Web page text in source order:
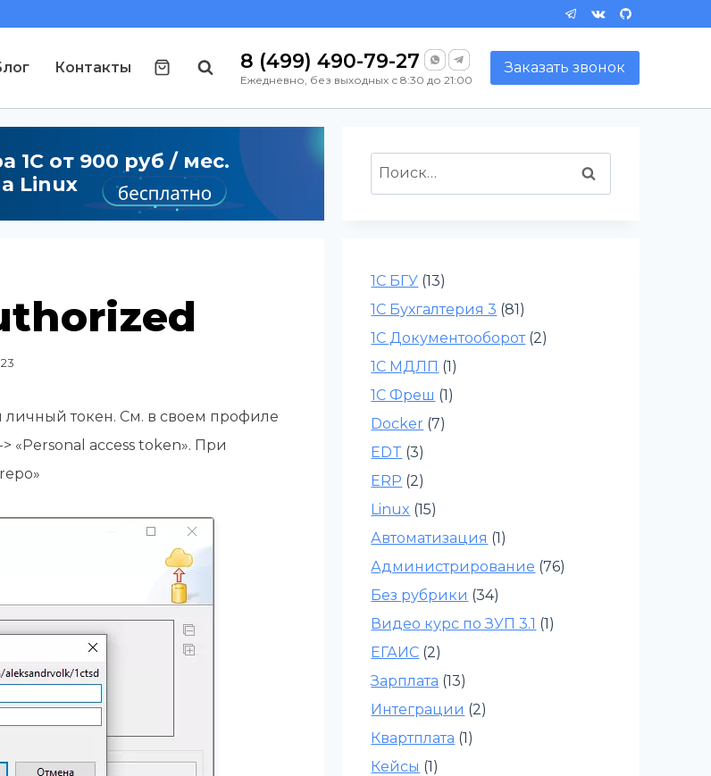
Контакты 8 (499) 490-79-27
Ежедневно, без выходных с 8:30 до 21:00
Заказать звонок
1С от 900 руб / мес.
Linux
личный токен. См. в своем профиле
«Personal access token». При
Найти:
1С БГУ (13)
1С Бухгалтерия 3 (81)
1С Документооборот(2)
1С МДЛП (1)
1С Фреш (1)
Docker (7)
EDT (3)
ERP (2)
Linux (15)
Автоматизация (1)
Администрирование (76)
Без рубрики (34)
Видео курс по ЗУП 3.1 (1)
ЕГАИС (2)
Зарплата (13)
Интеграции (2)
Квартплата (1)
Кейсы (1)